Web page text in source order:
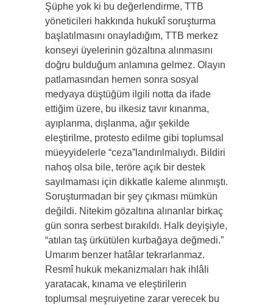
Şüphe yok ki bu değerlendirme, TTB
yöneticileri hakkında hukukî soruşturma
başlatılmasını onayladığım, TTB merkez
konseyi üyelerinin gözaltına alınmasını
doğru bulduğum anlamına gelmez. Olayın
patlamasından hemen sonra sosyal
medyaya düştüğüm ilgili notta da ifade
ettiğim üzere, bu ilkesiz tavır kınanma,
ayıplanma, dışlanma, ağır şekilde
eleştirilme, protesto edilme gibi toplumsal
müeyyidelerle “ceza”landırılmalıydı. Bildiri
nahoş olsa bile, teröre açık bir destek
sayılmaması için dikkatle kaleme alınmıştı.
Soruşturmadan bir şey çıkması mümkün
değildi. Nitekim gözaltına alınanlar birkaç
gün sonra serbest bırakıldı. Halk deyişiyle,
“atılan taş ürkütülen kurbağaya değmedi.”
Umarım benzer hatâlar tekrarlanmaz.
Resmî hukuk mekanizmaları hak ihlâli
yaratacak, kınama ve eleştirilerin
toplumsal meşruiyetine zarar verecek bu